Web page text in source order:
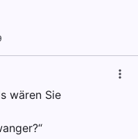
wären Sie